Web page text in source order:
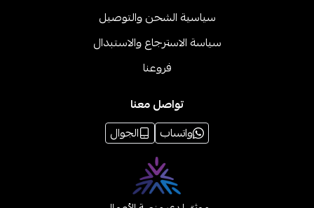
سياسية الشحن والتوصيل
سياسة الاسترجاع والاستبدال
فروعنا
تواصل معنا
واتساب
الجوال